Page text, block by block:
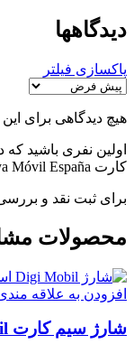
دیدگاهها
پاکسازی فیلتر
هیچ دیدگاهی برای
اولین نفری باشید
کارت LLamaya Móvil España اسپانیا”
برای ثبت نقد و
محصولات
افزودن به علاقه
شارژ سیم کارت Digimobil اسپانیا